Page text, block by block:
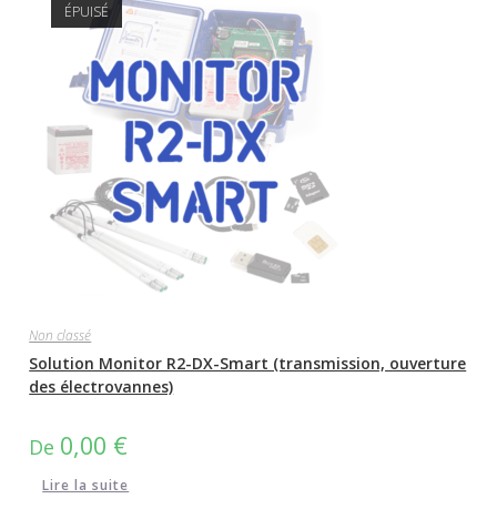
ÉPUISÉ
Non classé
Solution Monitor R2-DX-Smart (transmission, ouverture
des électrovannes)
De 0,00 €
Lire la suite